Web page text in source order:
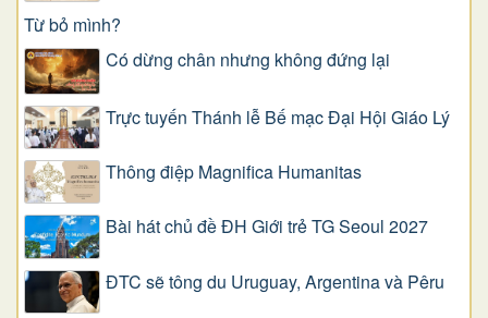
Từ bỏ mình?
Có dừng chân nhưng không đứng lại
Trực tuyến Thánh lễ Bế mạc Đại Hội Giáo Lý
Thông điệp Magnifica Humanitas
Bài hát chủ đề ĐH Giới trẻ TG Seoul 2027
ĐTC sẽ tông du Uruguay, Argentina và Pêru